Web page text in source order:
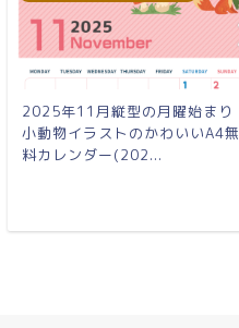
2025年11月縦型の月曜始まり
小動物イラストのかわいいA4無
料カレンダー(202...